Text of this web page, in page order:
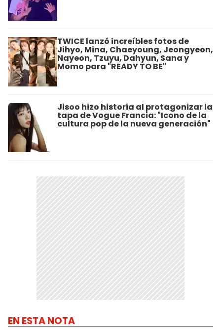
TWICE lanzó increíbles fotos de
Jihyo, Mina, Chaeyoung, Jeongyeon,
Nayeon, Tzuyu, Dahyun, Sana y
Momo para "READY TO BE"
Jisoo hizo historia al protagonizar la
tapa de Vogue Francia: "Icono de la
cultura pop de la nueva generación"
EN ESTA NOTA